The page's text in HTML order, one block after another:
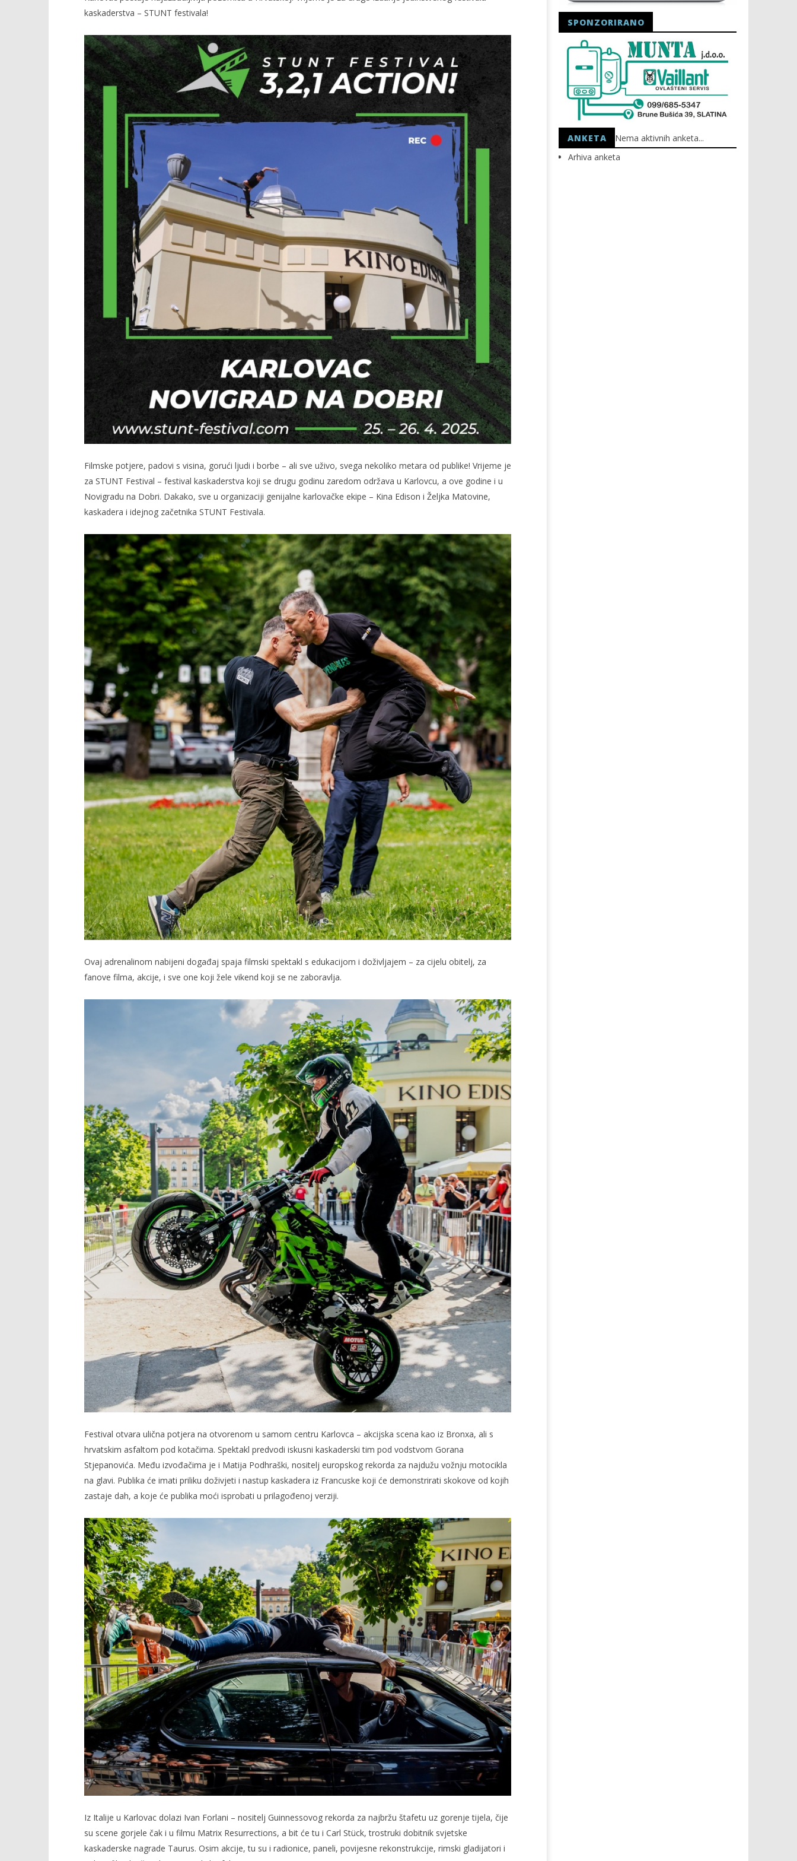
TRENUTNO OTVORENO
Hrvatska postaje
najuzbudljivije mjesto na
svijetu!
22.04.2025.
slatina.net
Popis poslova na području VPŽ
22.04.2025.
slatina.net
Ljeto donosi bezbrižnu igru, ali
i zdravstvene izazove
22.04.2025.
slatina.net
22.04.2025.
HEP: Bez struje
22.04.2025.
slatina.net
kaskaderstva – STUNT festivala!
Filmske potjere, padovi s visina, gorući ljudi i borbe – ali sve uživo, svega nekoliko metara od publike! Vrijeme je
za STUNT Festival – festival kaskaderstva koji se drugu godinu zaredom održava u Karlovcu, a ove godine i u
Novigradu na Dobri. Dakako, sve u organizaciji genijalne karlovačke ekipe – Kina Edison i Željka Matovine,
kaskadera i idejnog začetnika STUNT Festivala.
Ovaj adrenalinom nabijeni događaj spaja filmski spektakl s edukacijom i doživljajem – za cijelu obitelj, za
fanove filma, akcije, i sve one koji žele vikend koji se ne zaboravlja.
Festival otvara ulična potjera na otvorenom u samom centru Karlovca – akcijska scena kao iz Bronxa, ali s
hrvatskim asfaltom pod kotačima. Spektakl predvodi iskusni kaskaderski tim pod vodstvom Gorana
Stjepanovića. Među izvođačima je i Matija Podhraški, nositelj europskog rekorda za najdužu vožnju motocikla
na glavi. Publika će imati priliku doživjeti i nastup kaskadera iz Francuske koji će demonstrirati skokove od kojih
zastaje dah, a koje će publika moći isprobati u prilagođenoj verziji.
Iz Italije u Karlovac dolazi Ivan Forlani – nositelj Guinnessovog rekorda za najbržu štafetu uz gorenje tijela, čije
su scene gorjele čak i u filmu Matrix Resurrections, a bit će tu i Carl Stück, trostruki dobitnik svjetske
kaskaderske nagrade Taurus. Osim akcije, tu su i radionice, paneli, povijesne rekonstrukcije, rimski gladijatori i
SPONZORIRANO
ANKETA
Nema aktivnih anketa...
Arhiva anketa